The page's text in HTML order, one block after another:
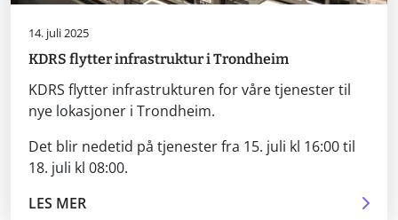
14. juli 2025
KDRS flytter infrastruktur i Trondheim
KDRS flytter infrastrukturen for våre tjenester til
nye lokasjoner i Trondheim.
Det blir nedetid på tjenester fra 15. juli kl 16:00 til
18. juli kl 08:00.
LES MER